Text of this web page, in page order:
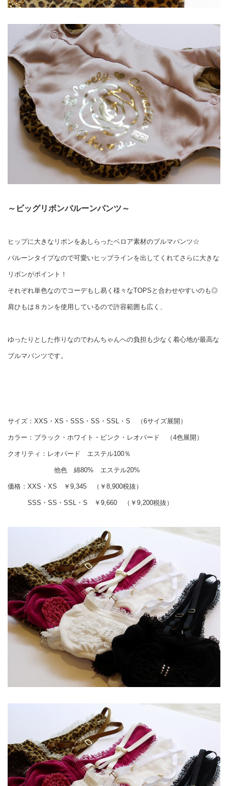
～ビッグリボンバルーンパンツ～
ヒップに大きなリボンをあしらったベロア素材のブルマパンツ☆
バルーンタイプなので可愛いヒップラインを出してくれてさらに大きな
リボンがポイント！
それぞれ単色なのでコーデもし易く様々なTOPSと合わせやすいのも◎
肩ひもは８カンを使用しているので許容範囲も広く、
ゆったりとした作りなのでわんちゃんへの負担も少なく着心地が最高な
ブルマパンツです。
サイズ：XXS・XS・SSS・SS・SSL・S （6サイズ展開）
カラー：ブラック・ホワイト・ピンク・レオパード （4色展開）
クオリティ：レオパード エステル100％
他色 綿80% エステル20%
価格：XXS・XS ￥9,345 （￥8,900税抜）
SSS・SS・SSL・S ￥9,660 （￥9,200税抜）